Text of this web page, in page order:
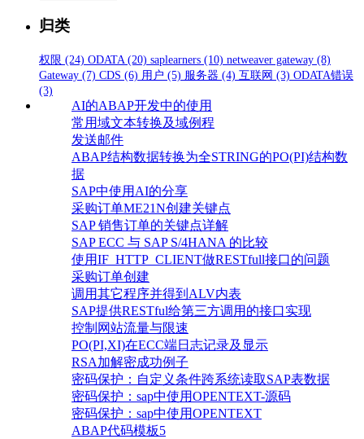
归类
权限 (24) ODATA (20) saplearners (10) netweaver gateway (8)
Gateway (7) CDS (6) 用户 (5) 服务器 (4) 互联网 (3) ODATA错误
(3)
AI的ABAP开发中的使用
常用域文本转换及域例程
发送邮件
ABAP结构数据转换为全STRING的PO(PI)结构数
据
SAP中使用AI的分享
采购订单ME21N创建关键点
SAP 销售订单的关键点详解
SAP ECC 与 SAP S/4HANA 的比较
使用IF_HTTP_CLIENT做RESTfull接口的问题
采购订单创建
调用其它程序并得到ALV内表
SAP提供RESTful给第三方调用的接口实现
控制网站流量与限速
PO(PI,XI)在ECC端日志记录及显示
RSA加解密成功例子
密码保护：自定义条件跨系统读取SAP表数据
密码保护：sap中使用OPENTEXT-源码
密码保护：sap中使用OPENTEXT
ABAP代码模板5